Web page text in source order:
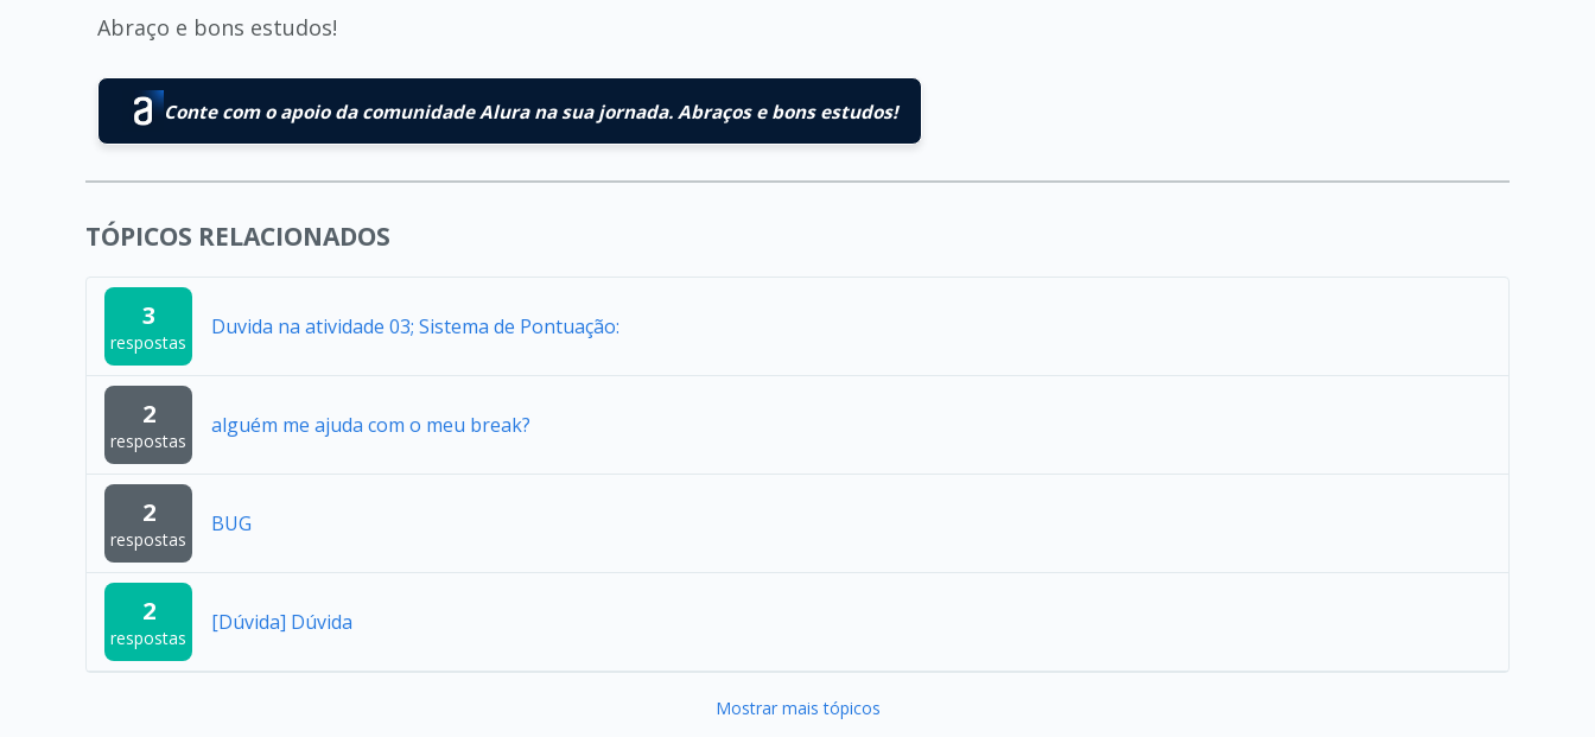
Abraço e bons estudos!
Conte com o apoio da comunidade Alura na sua jornada. Abraços e bons estudos!
TÓPICOS RELACIONADOS
3
respostas
Duvida na atividade 03; Sistema de Pontuação:
2
respostas
alguém me ajuda com o meu break?
2
respostas
BUG
2
respostas
[Dúvida] Dúvida
Mostrar mais tópicos